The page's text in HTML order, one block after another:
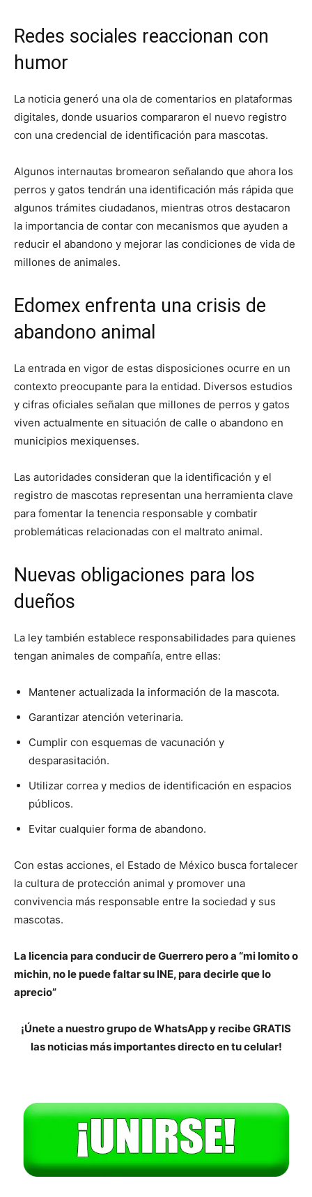
Redes sociales reaccionan con
humor
La noticia generó una ola de comentarios en plataformas
digitales, donde usuarios compararon el nuevo registro
con una credencial de identificación para mascotas.
Algunos internautas bromearon señalando que ahora los
perros y gatos tendrán una identificación más rápida que
algunos trámites ciudadanos, mientras otros destacaron
la importancia de contar con mecanismos que ayuden a
reducir el abandono y mejorar las condiciones de vida de
millones de animales.
Edomex enfrenta una crisis de
abandono animal
La entrada en vigor de estas disposiciones ocurre en un
contexto preocupante para la entidad. Diversos estudios
y cifras oficiales señalan que millones de perros y gatos
viven actualmente en situación de calle o abandono en
municipios mexiquenses.
Las autoridades consideran que la identificación y el
registro de mascotas representan una herramienta clave
para fomentar la tenencia responsable y combatir
problemáticas relacionadas con el maltrato animal.
Nuevas obligaciones para los
dueños
La ley también establece responsabilidades para quienes
tengan animales de compañía, entre ellas:
Mantener actualizada la información de la mascota.
Garantizar atención veterinaria.
Cumplir con esquemas de vacunación y
desparasitación.
Utilizar correa y medios de identificación en espacios
públicos.
Evitar cualquier forma de abandono.
Con estas acciones, el Estado de México busca fortalecer
la cultura de protección animal y promover una
convivencia más responsable entre la sociedad y sus
mascotas.
La licencia para conducir de Guerrero pero a “mi lomito o
michin, no le puede faltar su INE, para decirle que lo
aprecio”
¡Únete a nuestro grupo de WhatsApp y recibe GRATIS
las noticias más importantes directo en tu celular!